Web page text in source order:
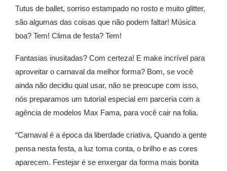
Tutus de ballet, sorriso estampado no rosto e muito glitter,
são algumas das coisas que não podem faltar! Música
boa? Tem! Clima de festa? Tem!
Fantasias inusitadas? Com certeza! E make incrível para
aproveitar o carnaval da melhor forma? Bom, se você
ainda não decidiu qual usar, não se preocupe com isso,
nós preparamos um tutorial especial em parceria com a
agência de modelos Max Fama, para você cair na folia.
“Carnaval é a época da liberdade criativa, Quando a gente
pensa nesta festa, a luz toma conta, o brilho e as cores
aparecem. Festejar é se enxergar da forma mais bonita